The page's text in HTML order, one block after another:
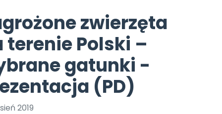
Nowości
Zapowiedzi
Polecamy
Promocje
25 czerwca 2024 r. uzyskała
r. Nr decyzji:
Online.
Bliżej Pieska
Pomoc zwierzętom
Książka (dla) Przedszkolaka
Promowanie czytelnictwa
TikTok
Zobacz nas na TikToku
YouTube
Filmy edukacyjne
zwierzęta
terenie Polski –
gatunki -
(PD)
2019